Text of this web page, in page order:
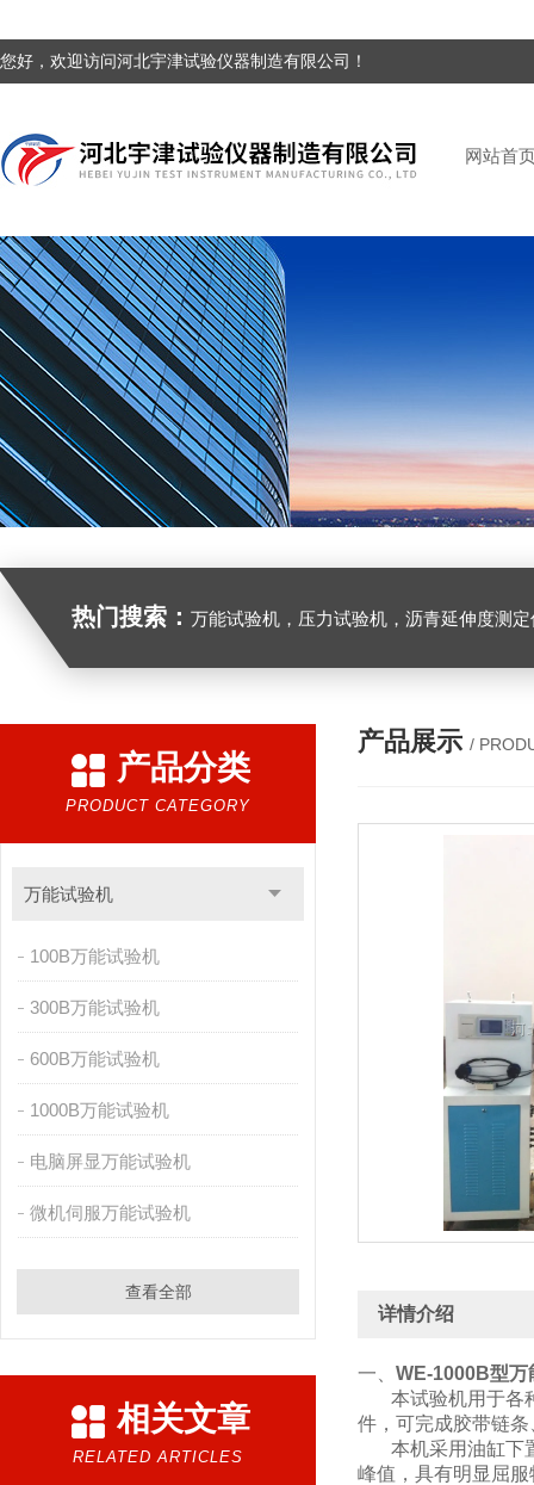
您好，欢迎访问河北宇津试验仪器制造有限公司！
网站首
热门搜索： 万能试验机，压力试验机，沥青延伸度测定仪，沥青混合料拌合机，全自动沥青混合料离心式抽提仪，马歇尔电动
产品分类
PRODUCT CATEGORY
万能试验机
100B万能试验机
300B万能试验机
600B万能试验机
1000B万能试验机
电脑屏显万能试验机
微机伺服万能试验机
查看全部
相关文章
RELATED ARTICLES
产品展示 /
详情介绍
一、 WE-1000B型万
本试验机用于各种
件，可完成胶带链
本机采用油缸下置
峰值，具有明显屈